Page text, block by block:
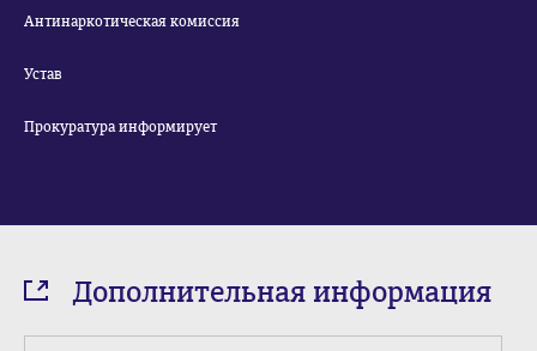
Антинаркотическая комиссия
Устав
Прокуратура информирует
Дополнительная информация